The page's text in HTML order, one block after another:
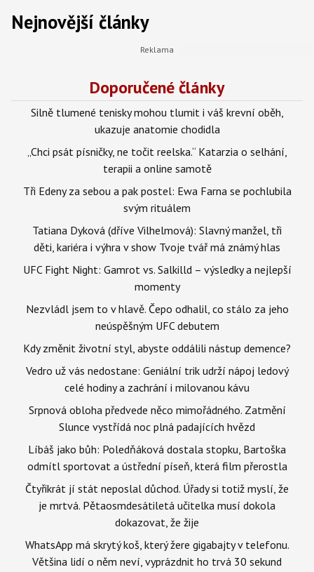
Nejnovější články
Doporučené články
Silně tlumené tenisky mohou tlumit i váš krevní oběh,
ukazuje anatomie chodidla
„Chci psát písničky, ne točit reelska.“ Katarzia o selhání,
terapii a online samotě
Tři Edeny za sebou a pak postel: Ewa Farna se pochlubila
svým rituálem
Tatiana Dyková (dříve Vilhelmová): Slavný manžel, tři
děti, kariéra i výhra v show Tvoje tvář má známý hlas
UFC Fight Night: Gamrot vs. Salkilld – výsledky a nejlepší
momenty
Nezvládl jsem to v hlavě. Čepo odhalil, co stálo za jeho
neúspěšným UFC debutem
Kdy změnit životní styl, abyste oddálili nástup demence?
Vedro už vás nedostane: Geniální trik udrží nápoj ledový
celé hodiny a zachrání i milovanou kávu
Srpnová obloha předvede něco mimořádného. Zatmění
Slunce vystřídá noc plná padajících hvězd
Líbáš jako bůh: Poledňáková dostala stopku, Bartoška
odmítl sportovat a ústřední píseň, která film přerostla
Čtyřikrát jí stát neposlal důchod. Úřady si totiž myslí, že
je mrtvá. Pětaosmdesátiletá učitelka musí dokola
dokazovat, že žije
WhatsApp má skrytý koš, který žere gigabajty v telefonu.
Většina lidí o něm neví, vyprázdnit ho trvá 30 sekund